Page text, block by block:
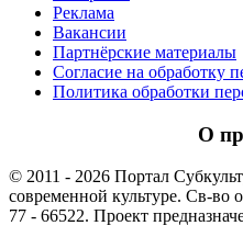
Реклама
Вакансии
Партнёрские материалы
Согласие на обработку
Политика обработки
О
© 2011 - 2026 Портал
современной культуре. Св-
77 - 66522. Проект